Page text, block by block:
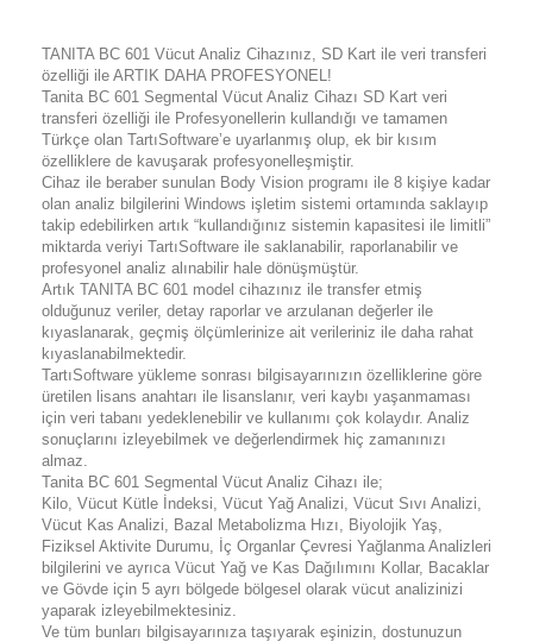
TANITA BC 601 Vücut Analiz Cihazınız, SD Kart ile veri transferi
özelliği ile ARTIK DAHA PROFESYONEL!
Tanita BC 601 Segmental Vücut Analiz Cihazı SD Kart veri
transferi özelliği ile Profesyonellerin kullandığı ve tamamen
Türkçe olan TartıSoftware’e uyarlanmış olup, ek bir kısım
özelliklere de kavuşarak profesyonelleşmiştir.
Cihaz ile beraber sunulan Body Vision programı ile 8 kişiye kadar
olan analiz bilgilerini Windows işletim sistemi ortamında saklayıp
takip edebilirken artık “kullandığınız sistemin kapasitesi ile limitli”
miktarda veriyi TartıSoftware ile saklanabilir, raporlanabilir ve
profesyonel analiz alınabilir hale dönüşmüştür.
Artık TANITA BC 601 model cihazınız ile transfer etmiş
olduğunuz veriler, detay raporlar ve arzulanan değerler ile
kıyaslanarak, geçmiş ölçümlerinize ait verileriniz ile daha rahat
kıyaslanabilmektedir.
TartıSoftware yükleme sonrası bilgisayarınızın özelliklerine göre
üretilen lisans anahtarı ile lisanslanır, veri kaybı yaşanmaması
için veri tabanı yedeklenebilir ve kullanımı çok kolaydır. Analiz
sonuçlarını izleyebilmek ve değerlendirmek hiç zamanınızı
almaz.
Tanita BC 601 Segmental Vücut Analiz Cihazı ile;
Kilo, Vücut Kütle İndeksi, Vücut Yağ Analizi, Vücut Sıvı Analizi,
Vücut Kas Analizi, Bazal Metabolizma Hızı, Biyolojik Yaş,
Fiziksel Aktivite Durumu, İç Organlar Çevresi Yağlanma Analizleri
bilgilerini ve ayrıca Vücut Yağ ve Kas Dağılımını Kollar, Bacaklar
ve Gövde için 5 ayrı bölgede bölgesel olarak vücut analizinizi
yaparak izleyebilmektesiniz.
Ve tüm bunları bilgisayarınıza taşıyarak eşinizin, dostunuzun